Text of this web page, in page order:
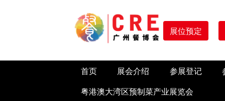
展位预定
首页 展会介绍 参展登记
粤港澳大湾区预制菜产业展览会